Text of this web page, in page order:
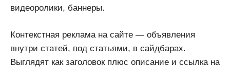
видеоролики, баннеры.
Контекстная реклама на сайте — объявления
внутри статей, под статьями, в сайдбарах.
Выглядят как заголовок плюс описание и ссылка на